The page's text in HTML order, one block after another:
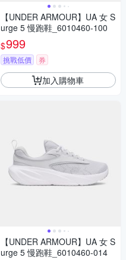
【UNDER ARMOUR】UA 女 S
urge 5 慢跑鞋_6010460-100
$999
挑戰低價 券
加入購物車
【UNDER ARMOUR】UA 女 S
urge 5 慢跑鞋_6010460-014